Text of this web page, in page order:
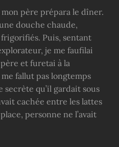
père prépara le dîner.
douche chaude,
Puis, sentant
je me faufilai
et furetai à la
fallut pas longtemps
secrète qu’il gardait sous
cachée entre les lattes
personne ne l’avait